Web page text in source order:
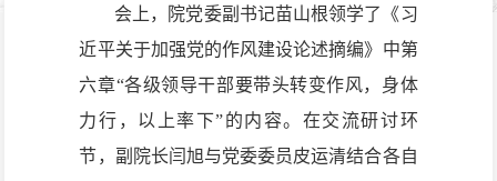
会上，院党委副书记苗山根领学了《习
近平关于加强党的作风建设论述摘编》中第
六章“各级领导干部要带头转变作风，身体
力行，以上率下”的内容。在交流研讨环
节，副院长闫旭与党委委员皮运清结合各自